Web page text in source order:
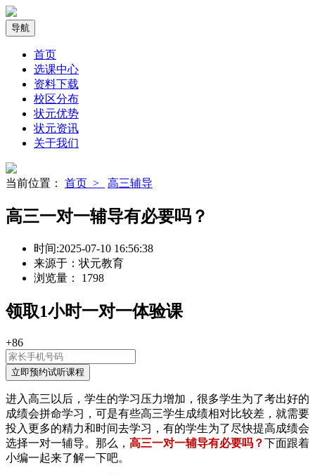
导航
首页
选课中心
资料下载
校区分布
状元优势
状元资讯
关于我们
当前位置： 首页 > 高三辅导
高三一对一辅导有必要吗？
时间:2025-07-10 16:56:38
来源于： 状元教育
浏览量： 1798
领取1小时一对一体验课
+86
进入高三以后，学生的学习压力增加，很多学生为了考出好的
成绩会拼命学习，可是有些高三学生成绩相对比较差，就需要
投入更多的精力和时间去学习，有的学生为了尽快提高成绩会
选择一对一辅导。那么， 高三一对一辅导有必要吗？下面跟着
小编一起来了解一下吧。